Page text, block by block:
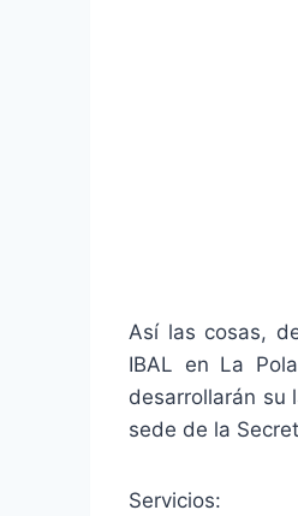
Así las cosas,
IBAL en La
desarrollarán su
sede de la
Servicios: